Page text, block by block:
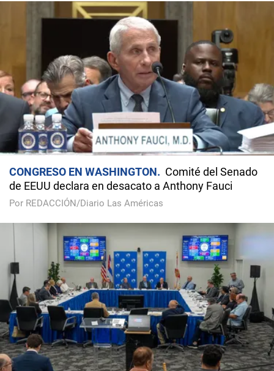
CONGRESO EN WASHINGTON
Comité del Senado
de EEUU declara en desacato a Anthony Fauci
Por REDACCIÓN/Diario Las Américas